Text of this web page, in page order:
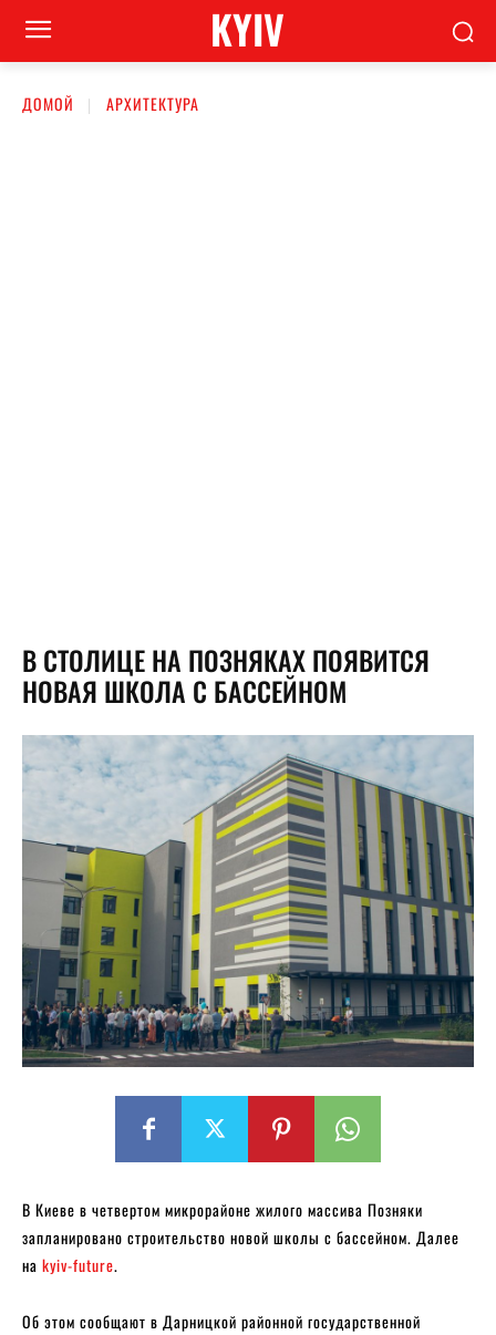
KYIV
ДОМОЙ АРХИТЕКТУРА
В СТОЛИЦЕ НА ПОЗНЯКАХ ПОЯВИТСЯ
НОВАЯ ШКОЛА С БАССЕЙНОМ
В Киеве в четвертом микрорайоне жилого массива Позняки
запланировано строительство новой школы с бассейном. Далее
на kyiv-future.
Об этом сообщают в Дарницкой районной государственной